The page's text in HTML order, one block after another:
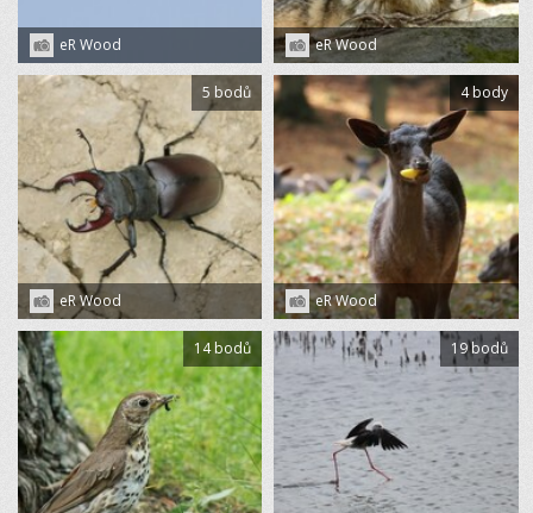
eR Wood eR Wood
eR Wood
5 bodů
eR Wood
4 body
14 bodů 19 bodů